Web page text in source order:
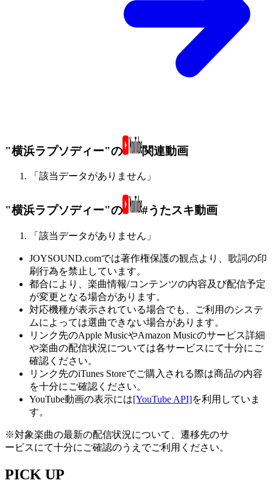
"横浜ラプソディー"の 関連動画
「該当データがありません」
"横浜ラプソディー"の #うたスキ動画
「該当データがありません」
JOYSOUND.comでは著作権保護の観点より、歌詞の印
刷行為を禁止しています。
都合により、楽曲情報/コンテンツの内容及び配信予定
が変更となる場合があります。
対応機種が表示されている場合でも、ご利用のシステ
ムによっては選曲できない場合があります。
リンク先のApple MusicやAmazon Musicのサービス詳細
や楽曲の配信状況については各サービスにて十分にご
確認ください。
リンク先のiTunes Storeでご購入される際は商品の内容
を十分にご確認ください。
YouTube動画の表示には[YouTube API]を利用していま
す。
※対象楽曲の最新の配信状況について、遷移先のサ
ービスにて十分にご確認のうえでご利用ください。
PICK UP